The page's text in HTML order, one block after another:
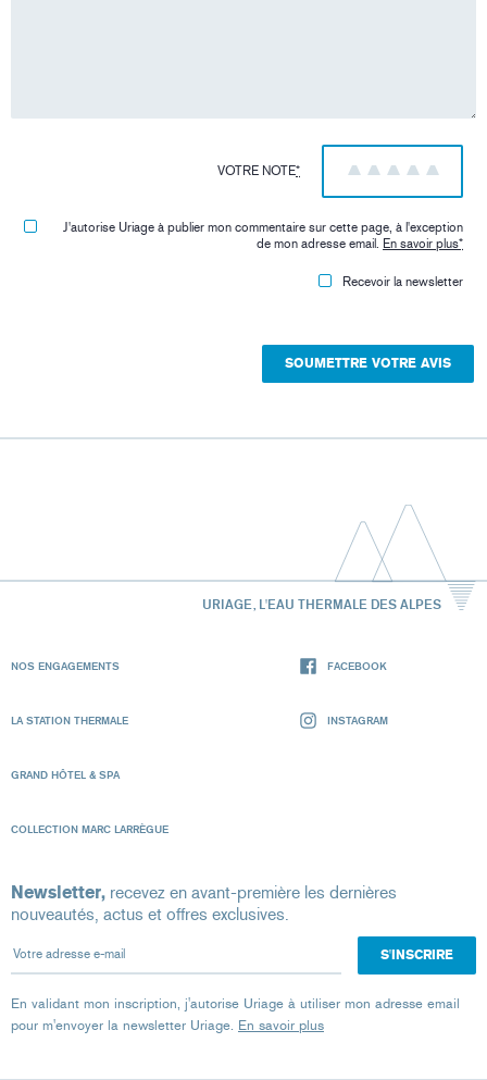
VOTRE NOTE* 5
4
3
2
1
J'autorise Uriage à publier mon commentaire sur cette page, à l'exception
de mon adresse email. En savoir plus*
Recevoir la newsletter
URIAGE, L'EAU THERMALE DES ALPES
NOS ENGAGEMENTS
LA STATION THERMALE
GRAND HÔTEL & SPA
COLLECTION MARC LARRÈGUE
FACEBOOK
INSTAGRAM
Newsletter, recevez en avant-première les dernières
nouveautés, actus et offres exclusives.
Votre adresse e-mail
En validant mon inscription, j'autorise Uriage à utiliser mon adresse email
pour m'envoyer la newsletter Uriage. En savoir plus